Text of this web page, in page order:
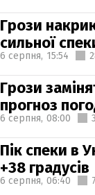
Грози
сильної
6 серпня, 15:54
Грози
прогноз
6 серпня, 08:00
Пік спеки в
+38 градусів
6 серпня, 06:40